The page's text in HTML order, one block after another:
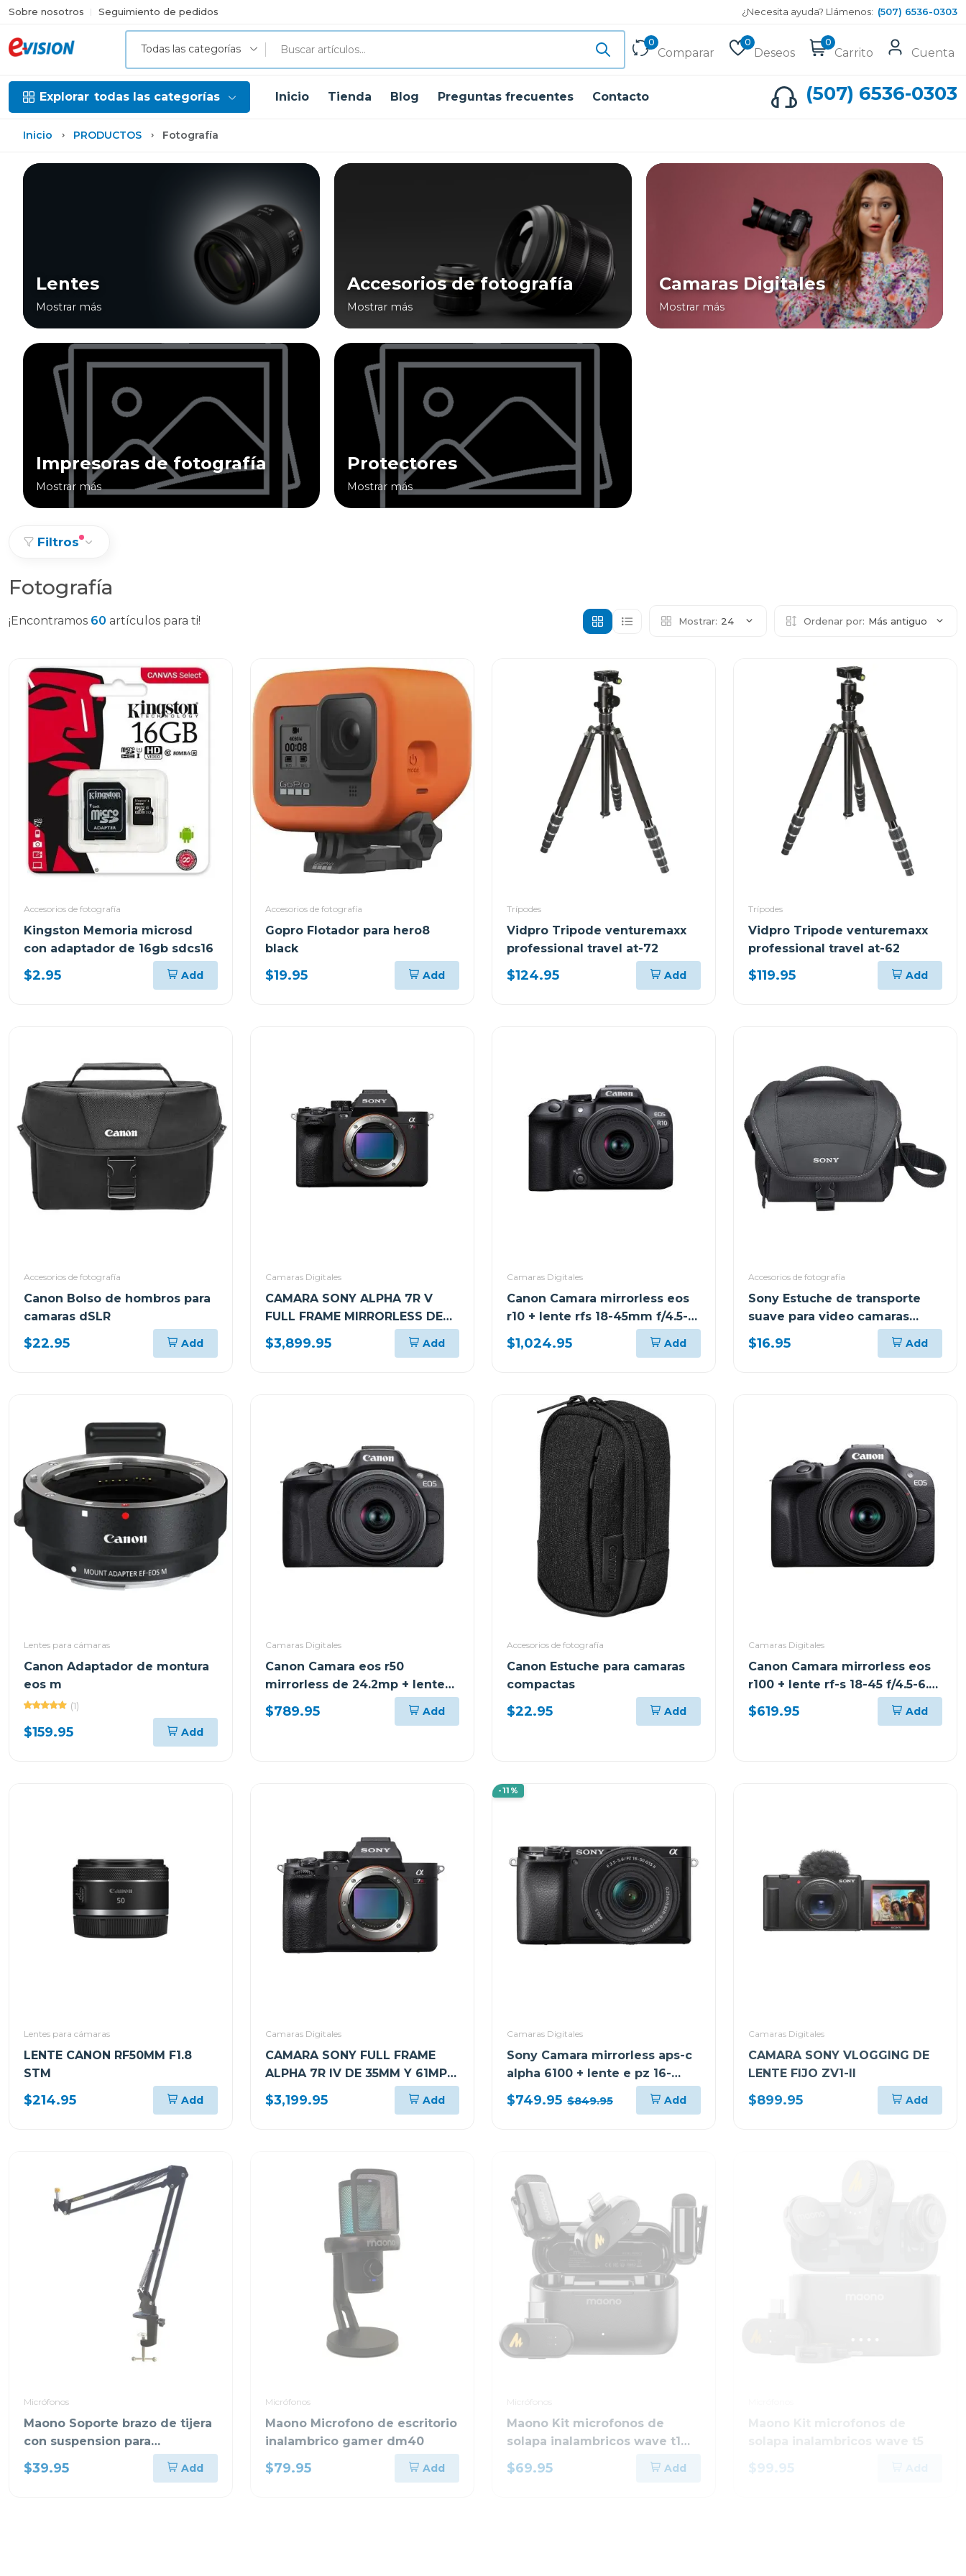
Sobre nosotros Seguimiento de pedidos ¿Necesita ayuda? Llámenos: (507) 6536-0303
Todas las categorías
0
Comparar
0
Deseos
0
Carrito Cuenta
Explorar todas las categorías Inicio Tienda Blog Preguntas frecuentes Contacto (507) 6536-0303
Inicio PRODUCTOS Fotografía
Lentes
Mostrar más
Accesorios de fotografía
Mostrar más
Camaras Digitales
Mostrar más
Impresoras de fotografía
Mostrar más
Protectores
Mostrar más
Filtros
Fotografía
¡Encontramos 60 artículos para ti! Mostrar: 24 Ordenar por: Más antiguo
Accesorios de fotografía
Kingston Memoria microsd
con adaptador de 16gb sdcs16
$2.95 Add
Accesorios de fotografía
Gopro Flotador para hero8
black
$19.95 Add
Trípodes
Vidpro Tripode venturemaxx
professional travel at-72
$124.95 Add
Trípodes
Vidpro Tripode venturemaxx
professional travel at-62
$119.95 Add
Accesorios de fotografía
Canon Bolso de hombros para
camaras dSLR
$22.95 Add
Camaras Digitales
CAMARA SONY ALPHA 7R V
FULL FRAME MIRRORLESS DE
LENTE INTERCAMBIABLE 7RM5
$3,899.95 Add
Camaras Digitales
Canon Camara mirrorless eos
r10 + lente rfs 18-45mm f/4.5-
6.3 is stm kit
$1,024.95 Add
Accesorios de fotografía
Sony Estuche de transporte
suave para video camaras
lcsu11b
$16.95 Add
Lentes para cámaras
Canon Adaptador de montura
eos m
(1)
$159.95 Add
Camaras Digitales
Canon Camara eos r50
mirrorless de 24.2mp + lente
rf-s 18-45 f/4.5-6.3 is stm kit
$789.95 Add
Accesorios de fotografía
Canon Estuche para camaras
compactas
$22.95 Add
Camaras Digitales
Canon Camara mirrorless eos
r100 + lente rf-s 18-45 f/4.5-6.3
is stm kit
$619.95 Add
Lentes para cámaras
LENTE CANON RF50MM F1.8
STM
$214.95 Add
Camaras Digitales
CAMARA SONY FULL FRAME
ALPHA 7R IV DE 35MM Y 61MP
(SOLO CUERPO) ILCE7RM4
$3,199.95 Add
-11%
Camaras Digitales
Sony Camara mirrorless aps-c
alpha 6100 + lente e pz 16-
50mm f3.5-5.6 oss ii
$749.95 $849.95 Add
Camaras Digitales
CAMARA SONY VLOGGING DE
LENTE FIJO ZV1-II
$899.95 Add
Micrófonos
Maono Soporte brazo de tijera
con suspension para
microfonos
$39.95 Add
Micrófonos
Maono Microfono de escritorio
inalambrico gamer dm40
$79.95 Add
Micrófonos
Maono Kit microfonos de
solapa inalambricos wave t1
mini
$69.95 Add $99.95